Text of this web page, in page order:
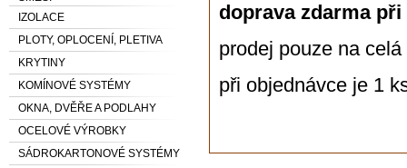
IZOLACE
PLOTY, OPLOCENÍ, PLETIVA
KRYTINY
KOMÍNOVÉ SYSTÉMY
OKNA, DVĚŘE A PODLAHY
OCELOVÉ VÝROBKY
SÁDROKARTONOVÉ SYSTÉMY
doprava zdarma při
prodej pouze na
při objednávce je 1